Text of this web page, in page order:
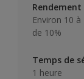
Rendement
Environ 10
de 10%
Temps de
1 heure